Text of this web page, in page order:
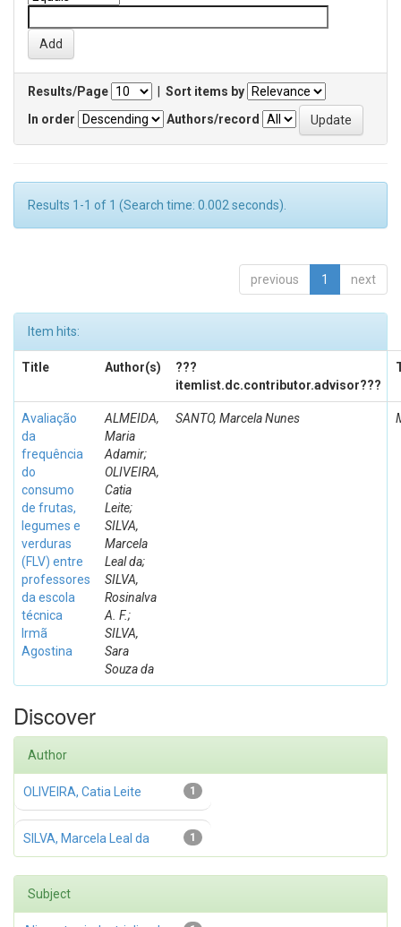
Results/Page
Sort items by
In order
Authors/record
Results 1-1 of 1 (Search time: 0.002 seconds).
previous 1 next
Item hits:
Title Author(s)
???
itemlist.dc.contributor.advisor???
Avaliação
da
frequência
do
consumo
de frutas,
legumes e
verduras
(FLV) entre
professores
da escola
técnica
Irmã
Agostina
ALMEIDA,
Maria
Adamir;
OLIVEIRA,
Catia
Leite;
SILVA,
Marcela
Leal da;
SILVA,
Rosinalva
A. F.;
SILVA,
Sara
Souza da
SANTO, Marcela Nunes
Discover
Author
1
OLIVEIRA, Catia Leite
1
SILVA, Marcela Leal da
Subject